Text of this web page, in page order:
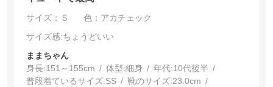
サイズ：Ｓ
色：アカチェック
サイズ感:ちょうどいい
ままちゃん
身長:151～155cm 体型:細身 年代:10代後半
普段着ているサイズ:SS 靴のサイズ:23.0cm